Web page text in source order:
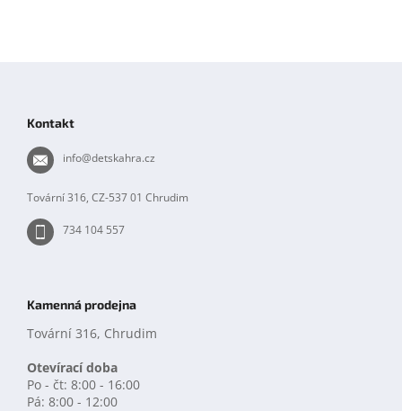
Kontakt
info@detskahra.cz
Tovární 316, CZ-537 01 Chrudim
734 104 557
Kamenná prodejna
Tovární 316, Chrudim
Otevírací doba
Po - čt: 8:00 - 16:00
Pá: 8:00 - 12:00